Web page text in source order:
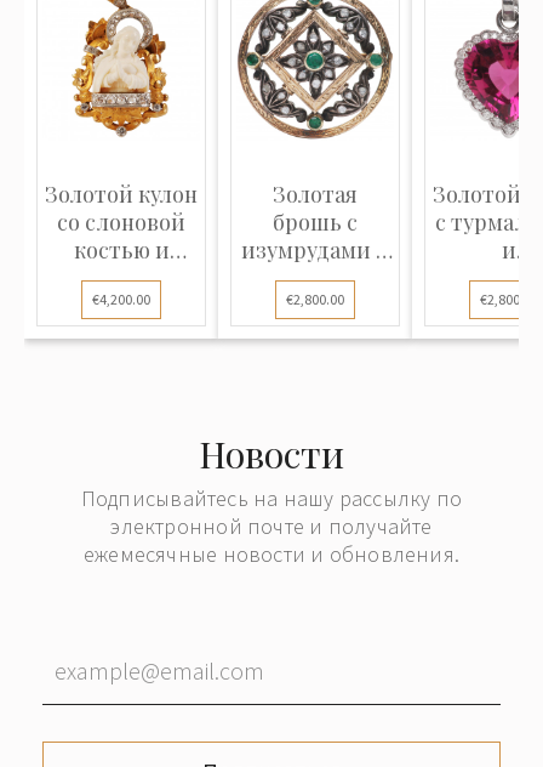
Золотой кулон
со слоновой
костью и
бриллиантами
€4,200.00
Золотая
брошь с
изумрудами и
бриллиантами
€2,800.00
Золотой
с
и
€2,800.00
Новости
Подписывайтесь на нашу рассылку по
электронной почте и получайте
ежемесячные новости и обновления.